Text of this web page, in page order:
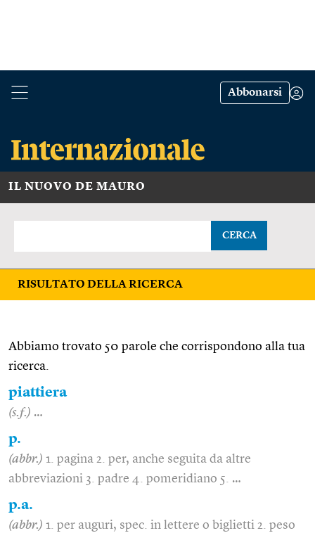
Abbonarsi
IL NUOVO DE MAURO
CERCA
RISULTATO DELLA RICERCA
Abbiamo trovato 50 parole che corrispondono alla tua
ricerca.
piattiera
(s.f.) …
p.
(abbr.) 1. pagina 2. per, anche seguita da altre
abbreviazioni 3. padre 4. pomeridiano 5. …
p.a.
(abbr.) 1. per auguri, spec. in lettere o biglietti 2. peso